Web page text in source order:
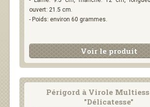
ouvert: 21.5 cm.
- Poids: environ 60 grammes.
Voir le produit
Périgord à Virole
"Délicatesse"